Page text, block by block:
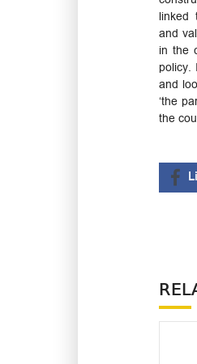
linked
and
in the
policy.
and
‘the
the